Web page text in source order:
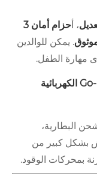
، أ
حزام أمان 3
. يمكن للوالدين
مهارة الطفل.
4. ما نوع الصيانة التي تتطلبها سيارة Go-Kart الكهربائية
البطارية،
بشكل كبير من
بمحركات الوقود.